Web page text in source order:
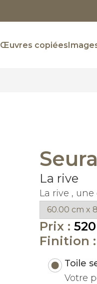
Œuvres copiées
La rive
La rive ,
Prix :
Finition :
Toile
Votre